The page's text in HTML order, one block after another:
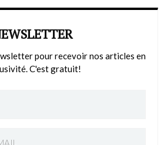
pour recevoir nos articles en
C'est gratuit!